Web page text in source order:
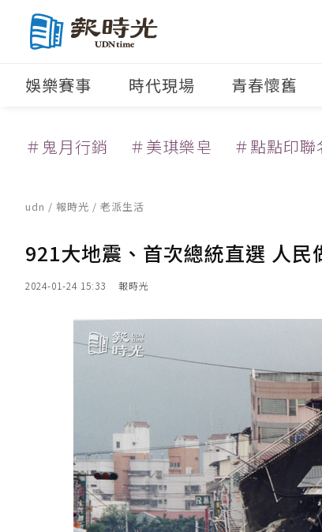
娛樂賽事 時代現場 青春懷舊
＃鬼月行銷 ＃美琪樂皂 ＃點點印聯
udn / 報時光 / 老派生活
921大地震、首次總統直選 人
2024-01-24 15:33 報時光